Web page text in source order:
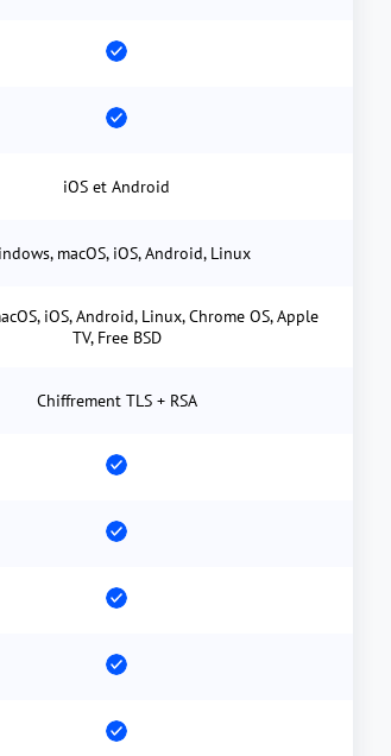
iOS et Android
macOS, iOS, Android, Linux
iOS, Android, Linux, Chrome OS, Apple
TV, Free BSD
Chiffrement TLS + RSA